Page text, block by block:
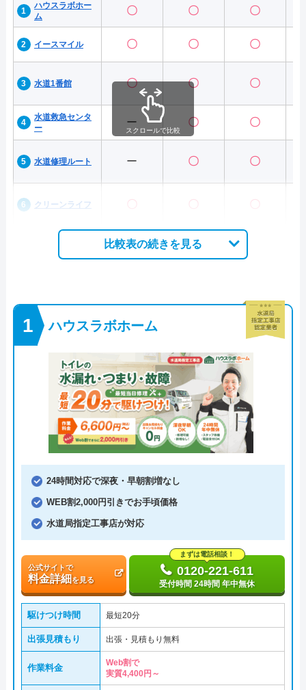
ハウスラボホー
ム
〇 〇 〇
イースマイル 〇 〇 〇
水道1番館 〇 〇 〇
水道救急センタ
ー
ー 〇 〇
水道修理ルート ー 〇 〇
クリーンライフ 〇 〇 〇
スクロールで比較
比較表の続きを見る
ハウスラボホーム
24時間対応で深夜・早朝割増なし
WEB割2,000円引きでお手頃価格
水道局指定工事店が対応
公式サイトで
料金詳細を見る
まずは電話相談！
0120-221-611
受付時間 24時間 年中無休
駆けつけ時間 最短20分
出張見積もり 出張・見積もり無料
作業料金
Web割で
実質4,400円～